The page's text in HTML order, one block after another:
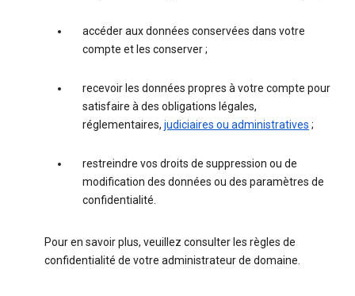
accéder aux données conservées dans votre
compte et les conserver ;
recevoir les données propres à votre compte pour
satisfaire à des obligations légales,
réglementaires, judiciaires ou administratives ;
restreindre vos droits de suppression ou de
modification des données ou des paramètres de
confidentialité.
Pour en savoir plus, veuillez consulter les règles de
confidentialité de votre administrateur de domaine.